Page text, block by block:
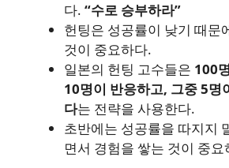
다. “수로 승부하라”
헌팅은 성공률이 낮기 때문
것이 중요하다.
일본의 헌팅 고수들은 100
10명이 반응하고, 그중 5명
다는 전략을 사용한다.
초반에는 성공률을 따지지
면서 경험을 쌓는 것이 중요